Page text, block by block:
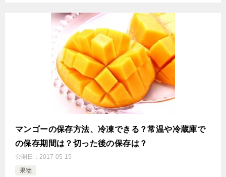
マンゴーの保存方法、冷凍できる？常温や冷蔵庫で
の保存期間は？切った後の保存は？
公開日： 2017-05-15
果物